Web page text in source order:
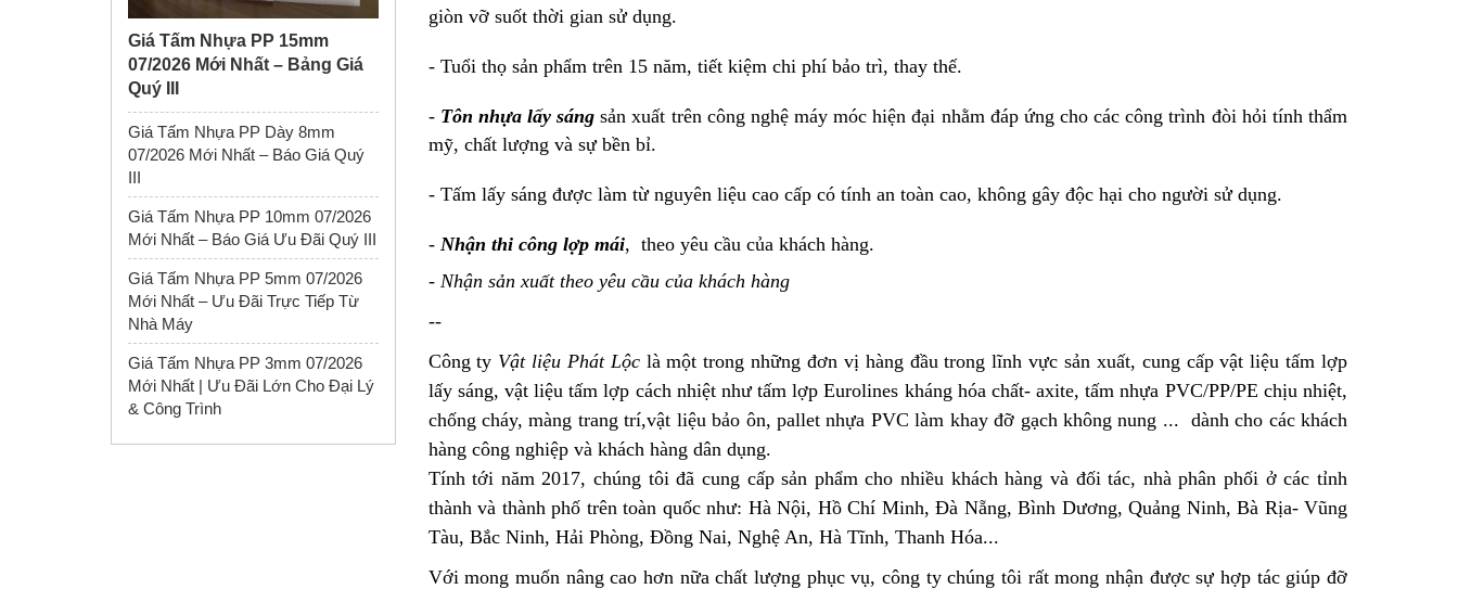
Giá Tấm Nhựa PP 15mm
07/2026 Mới Nhất – Bảng Giá
Quý III
Giá Tấm Nhựa PP Dày 8mm
07/2026 Mới Nhất – Báo Giá Quý
III
Giá Tấm Nhựa PP 10mm 07/2026
Mới Nhất – Báo Giá Ưu Đãi Quý III
Giá Tấm Nhựa PP 5mm 07/2026
Mới Nhất – Ưu Đãi Trực Tiếp Từ
Nhà Máy
Giá Tấm Nhựa PP 3mm 07/2026
Mới Nhất | Ưu Đãi Lớn Cho Đại Lý
& Công Trình
giòn vỡ suốt thời gian sử dụng.
- Tuổi thọ sản phẩm trên 15 năm, tiết kiệm chi phí bảo trì, thay thế.
- Tôn nhựa lấy sáng sản xuất trên công nghệ máy móc hiện đại nhằm đáp ứng cho các công trình đòi hỏi tính thẩm
mỹ, chất lượng và sự bền bỉ.
- Tấm lấy sáng được làm từ nguyên liệu cao cấp có tính an toàn cao, không gây độc hại cho người sử dụng.
- Nhận thi công lợp mái, theo yêu cầu của khách hàng.
- Nhận sản xuất theo yêu cầu của khách hàng
--
Công ty Vật liệu Phát Lộclà một trong những đơn vị hàng đầu trong lĩnh vực sản xuất, cung cấp vật liệu tấm lợp
lấy sáng, vật liệu tấm lợp cách nhiệt như tấm lợp Eurolines kháng hóa chất- axite, tấm nhựa PVC/PP/PE chịu nhiệt,
chống cháy, màng trang trí,vật liệu bảo ôn, pallet nhựa PVC làm khay đỡ gạch không nung ... dành cho các khách
hàng công nghiệp và khách hàng dân dụng.
Tính tới năm 2017, chúng tôi đã cung cấp sản phẩm cho nhiều khách hàng và đối tác, nhà phân phối ở các tỉnh
thành và thành phố trên toàn quốc như: Hà Nội, Hồ Chí Minh, Đà Nẵng, Bình Dương, Quảng Ninh, Bà Rịa- Vũng
Tàu, Bắc Ninh, Hải Phòng, Đồng Nai, Nghệ An, Hà Tĩnh, Thanh Hóa...
Với mong muốn nâng cao hơn nữa chất lượng phục vụ, công ty chúng tôi rất mong nhận được sự hợp tác giúp đỡ